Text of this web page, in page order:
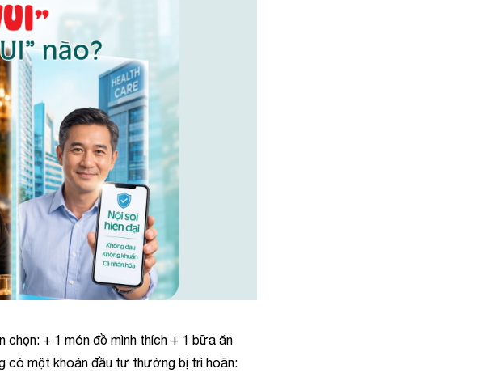
chọn: + 1 món đồ mình thích + 1 bữa ăn
có một khoản đầu tư thường bị trì hoãn: